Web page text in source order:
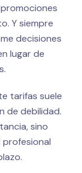
Y siempre
decisiones
lugar de
tarifas suele
de debilidad.
sino
profesional